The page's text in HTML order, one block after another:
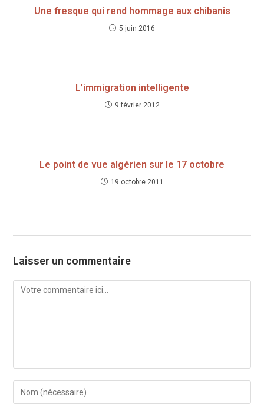
Une fresque qui rend hommage aux chibanis
5 juin 2016
L’immigration intelligente
9 février 2012
Le point de vue algérien sur le 17 octobre
19 octobre 2011
Laisser un commentaire
Comment
Enter
your